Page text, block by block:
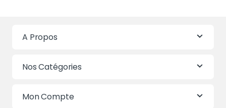
A Propos
Nos Catégories
Mon Compte